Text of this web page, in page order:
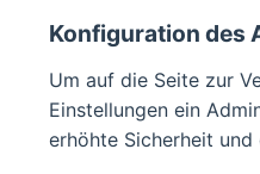
Konfiguration des
Um auf die Seite zur
Einstellungen ein
erhöhte Sicherheit